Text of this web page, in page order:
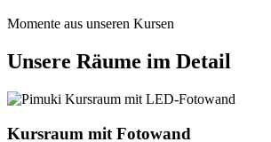
Momente aus unseren Kursen
Unsere Räume im Detail
Kursraum mit Fotowand